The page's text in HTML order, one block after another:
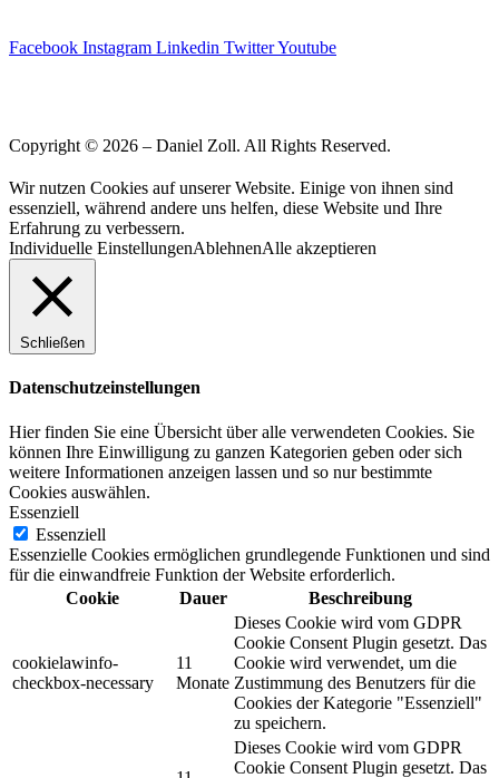
Facebook Instagram Linkedin TwitterYoutube
Copyright © 2026 – Daniel Zoll. All Rights Reserved.
Wir nutzen Cookies auf unserer Website. Einige von ihnen sind
essenziell, während andere uns helfen, diese Website und Ihre
Erfahrung zu verbessern.
Individuelle EinstellungenAblehnenAlle akzeptieren
Schließen
Datenschutzeinstellungen
Hier finden Sie eine Übersicht über alle verwendeten Cookies. Sie
können Ihre Einwilligung zu ganzen Kategorien geben oder sich
weitere Informationen anzeigen lassen und so nur bestimmte
Cookies auswählen.
Essenziell
Essenziell
Essenzielle Cookies ermöglichen grundlegende Funktionen und sind
für die einwandfreie Funktion der Website erforderlich.
Cookie
Dauer Beschreibung
cookielawinfo-
checkbox-necessary
11
Monate
Dieses Cookie wird vom GDPR
Cookie Consent Plugin gesetzt. Das
Cookie wird verwendet, um die
Zustimmung des Benutzers für die
Cookies der Kategorie "Essenziell"
zu speichern.
Dieses Cookie wird vom GDPR
Cookie Consent Plugin gesetzt. Das